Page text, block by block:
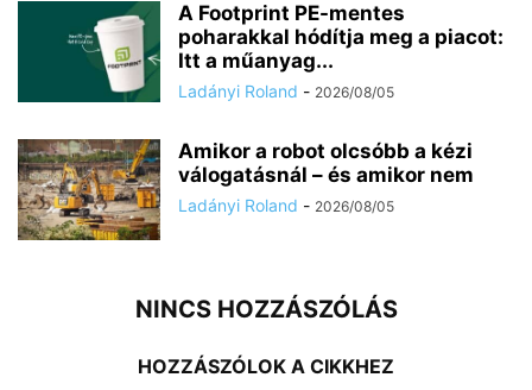
A Footprint PE-mentes
poharakkal hódítja meg a piacot:
Itt a műanyag...
Ladányi Roland - 2026/08/05
Amikor a robot olcsóbb a kézi
válogatásnál – és amikor nem
Ladányi Roland - 2026/08/05
NINCS HOZZÁSZÓLÁS
HOZZÁSZÓLOK A CIKKHEZ